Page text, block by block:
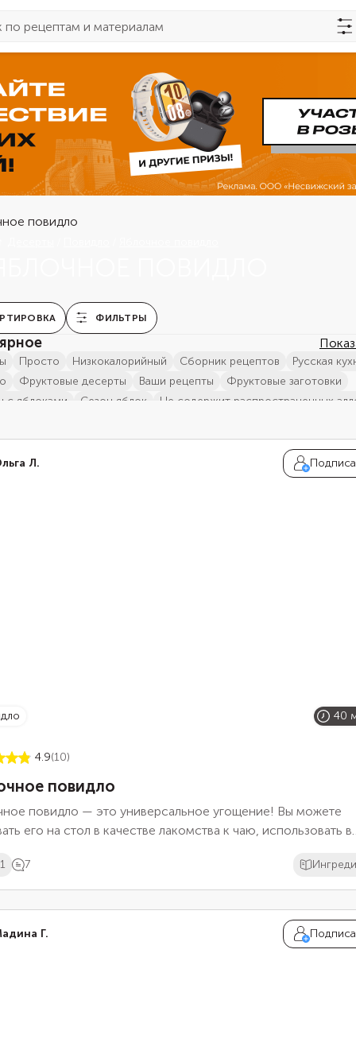
ФИЛЬТРЫ
просто низкокалорийный сборник рецептов
русская
фруктовые десерты ваши рецепты
фруктовые заготовки
с яблоками
сезон яблок
не содержит распространенных
Л.
40
4.9(10)
повидло
повидло — это универсальное угощение! Вы можете
его на стол в качестве лакомства к чаю, использовать в
вкусом родом из детства. Для приготовления повидла
любые сорта яблок: от дачных, до магазинных. Время
повидла — всего 40 минут.
7
Г.